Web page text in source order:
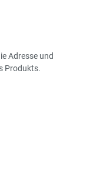
Adresse und
Produkts.